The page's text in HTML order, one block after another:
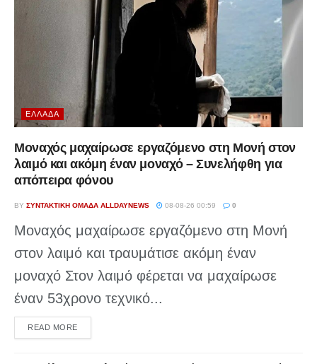
ΕΛΛΆΔΑ
Μοναχός μαχαίρωσε εργαζόμενο στη Μονή στον
λαιμό και ακόμη έναν μοναχό – Συνελήφθη για
απόπειρα φόνου
BY ΣΥΝΤΑΚΤΙΚΉ ΟΜΆΔΑ ALLDAYNEWS 08-08-26 00:59 0
Μοναχός μαχαίρωσε εργαζόμενο στη Μονή
στον λαιμό και τραυμάτισε ακόμη έναν
μοναχό Στον λαιμό φέρεται να μαχαίρωσε
έναν 53χρονο τεχνικό...
READ MOREDETAILS